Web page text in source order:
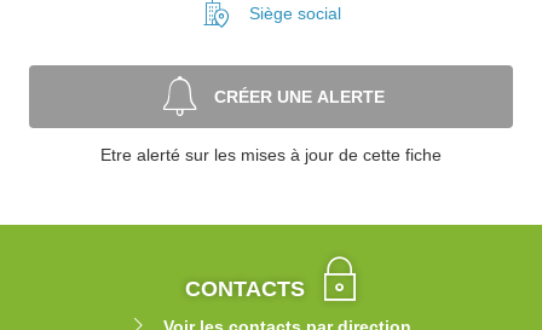
Siège social
CRÉER UNE ALERTE
Etre alerté sur les mises à jour de cette fiche
CONTACTS